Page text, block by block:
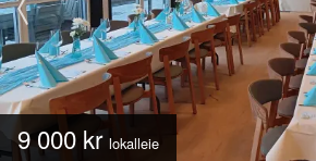
9 000 kr lokalleie